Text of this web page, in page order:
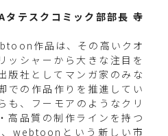
タテスクコミック部部長 寺
作品は、その高いクオ
ッシャーから大きな注目を
版社としてマンガ家のみな
での作品作りを推進してい
も、フーモアのようなクリ
高品質の制作ラインを持つ
webtoonという新しい市